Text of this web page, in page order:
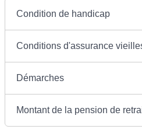
Condition de handicap
Conditions d'assurance
Démarches
Montant de la pension de